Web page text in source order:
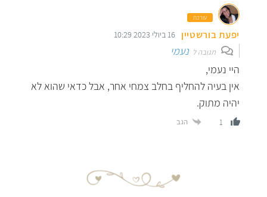
עורכת
יפעת בורשטיין 16 ביולי 2023 10:29
תגובה ל נעמי
היי נעמי,
אין בעיה להחליף בחלב צמחי אחר, אבל כדאי שהוא לא
יהיה מתוק.
1 הגב